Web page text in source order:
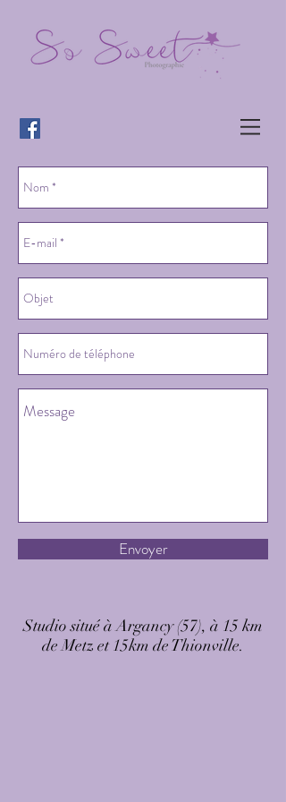
Envoyer
Studio situé à Argancy (57), à 15 km
de Metz et 15km de Thionville.